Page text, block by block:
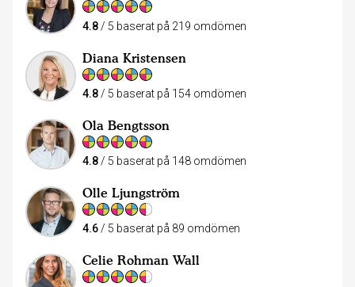
4.8 / 5 baserat på 219 omdömen
Diana Kristensen
4.8 / 5 baserat på 154 omdömen
Ola Bengtsson
4.8/ 5 baserat på 148 omdömen
Olle Ljungström
4.6/ 5 baserat på 89 omdömen
Celie Rohman Wall